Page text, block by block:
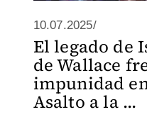
10.07.2025/
El legado de
de Wallace
impunidad
Asalto a la ...